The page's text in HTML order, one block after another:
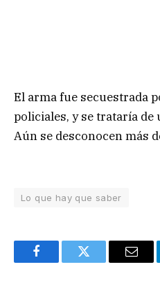
El arma fue secuestrada
policiales, y se trataría de
Aún se desconocen más
Lo que hay que saber
FacebookTwitter Email